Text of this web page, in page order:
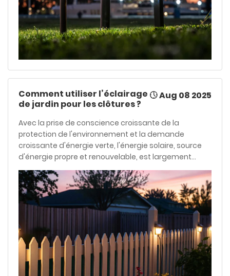
Comment utiliser l’éclairage
de jardin pour les clôtures ?
Aug 08 2025
Avec la prise de conscience croissante de la
protection de l'environnement et la demande
croissante d'énergie verte, l'énergie solaire, source
d'énergie propre et renouvelable, est largement
utilisée dans divers domaines. En décoration
intérieure et en éclairage de jardin, les lampes
solaires de jardin sont devenues le choix privilégié de
nombreux foyers grâce à leurs avantages uniques.
Non seulement les lampes solaires de jardin sont
écologiques et économes en énergie, mais elles
embellissent également les jardins. Cet article
explore en détail leur principe de fonctionnement,
leurs avantages, leurs conseils de sélection et les
tendances futures en matière de lampes solaires de